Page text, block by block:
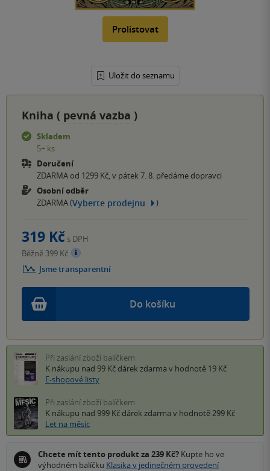
Prolistovat
Uložit do seznamu
Kniha ( pevná vazba )
Skladem
5+ ks
Doručení
ZDARMA od 1299 Kč, v pátek 7. 8. předáme dopravci
Osobní odběr
ZDARMA (Vyberte prodejnu )
Do košíku
319 Kč s DPH
Běžně 399 Kč
Jsme transparentní
Při zaslání zboží balíčkem
K nákupu nad 99 Kč dárek zdarma v hodnotě 19 Kč
E-shopové listy
Při zaslání zboží balíčkem
K nákupu nad 999 Kč dárek zdarma v hodnotě 299 Kč
Let na měsíc
Chcete mít tento produkt za 239 Kč? Kupte ho ve
výhodném balíčku Klasika v jedinečném provedení